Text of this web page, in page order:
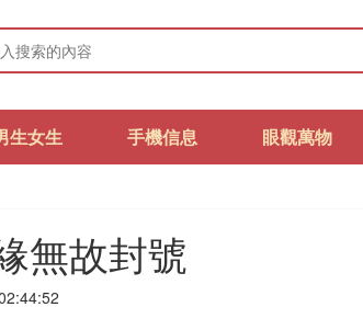
生女生 手機信息 眼觀萬物
無故封號